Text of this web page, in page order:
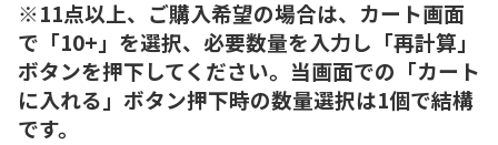
※11点以上、ご購入希望の場合は、カート画面
で「10+」を選択、必要数量を入力し「再計算」
ボタンを押下してください。当画面での「カート
に入れる」ボタン押下時の数量選択は1個で結構
です。